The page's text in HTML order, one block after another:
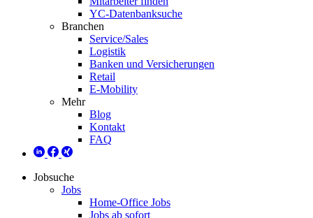
YC-Datenbanksuche
Branchen
Service/Sales
Logistik
Banken und Versicherungen
Retail
E-Mobility
Mehr
Blog
Kontakt
FAQ
Jobsuche
Jobs
Home-Office Jobs
Jobs ab sofort